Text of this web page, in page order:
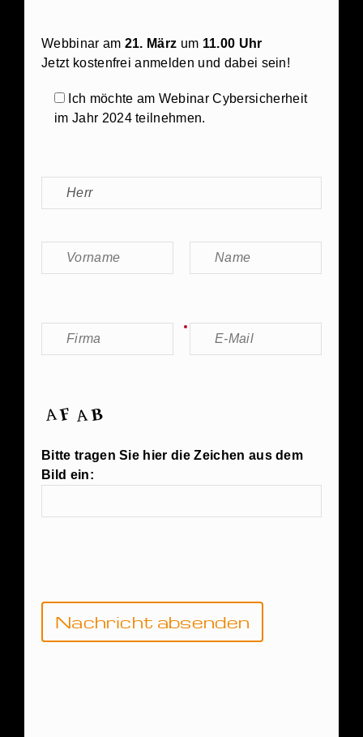
Webbinar am 21. März um 11.00 Uhr
Jetzt kostenfrei anmelden und dabei sein!
Ich möchte am Webinar Cybersicherheit
im Jahr 2024 teilnehmen.
Bitte tragen Sie hier die Zeichen aus dem
Bild ein: